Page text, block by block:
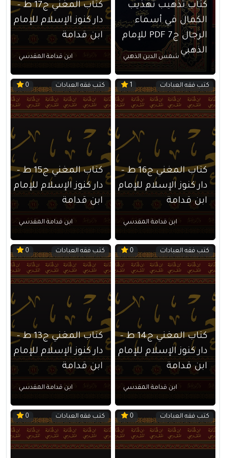
كتاب تذهيب تهذيب
الكمال في أسماء
الرجال ج7 PDF للإمام
الذهبي
شمس الدين الذهبي
كتاب المغني ج17 ط –
دار كنوز الإسلام للإمام
ابن قدامة
ابن قدامة المقدسي
كتب فقه العبادات 1
كتاب المغني ج16 ط –
دار كنوز الإسلام للإمام
ابن قدامة
ابن قدامة المقدسي
كتب فقه العبادات 0
كتاب المغني ج15 ط –
دار كنوز الإسلام للإمام
ابن قدامة
ابن قدامة المقدسي
كتب فقه العبادات 0
كتاب المغني ج14 ط –
دار كنوز الإسلام للإمام
ابن قدامة
ابن قدامة المقدسي
كتب فقه العبادات 0
كتاب المغني ج13 ط –
دار كنوز الإسلام للإمام
ابن قدامة
ابن قدامة المقدسي
كتب فقه العبادات 0 كتب فقه العبادات 0